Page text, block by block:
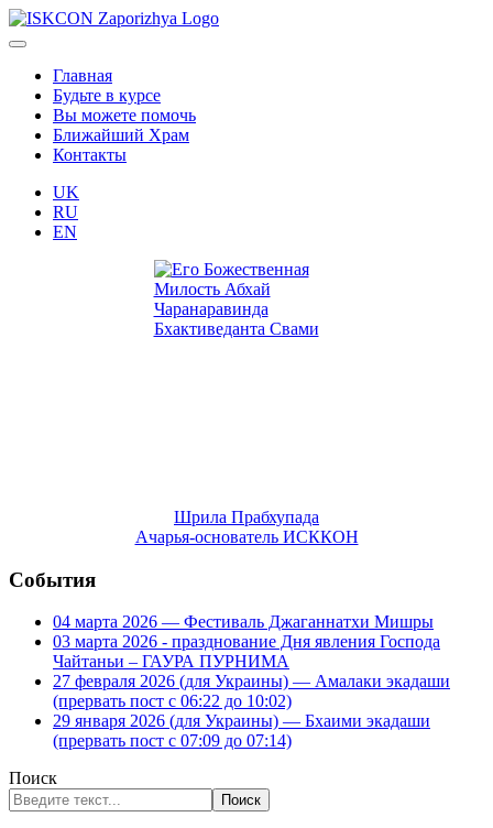
Главная
Будьте в курсе
Вы можете помочь
Ближайший Храм
Контакты
UK
RU
EN
Шрила Прабхупада
Ачарья-основатель ИСККОН
События
04 марта 2026 — Фестиваль Джаганнатхи Мишры
03 марта 2026 - празднование Дня явления Господа
Чайтаньи – ГАУРА ПУРНИМА
27 февраля 2026 (для Украины) — Амалаки экадаши
(прервать пост с 06:22 до 10:02)
29 января 2026 (для Украины) — Бхаими экадаши
(прервать пост с 07:09 до 07:14)
Поиск
Поиск